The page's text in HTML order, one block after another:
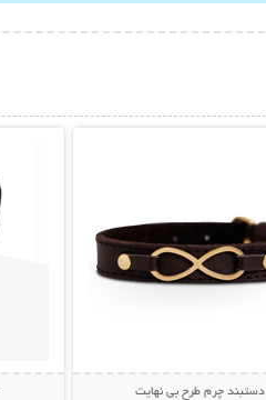
دستبند چرم طرح بی نهایت